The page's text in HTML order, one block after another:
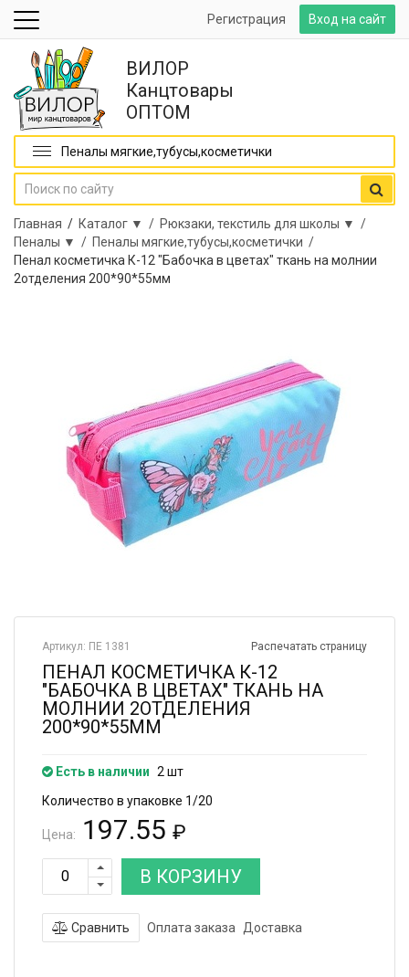
Вход на сайт
Регистрация
ВИЛОР
Канцтовары
ОПТОМ
Пеналы мягкие,тубусы,косметички
Главная / Каталог ▼ / Рюкзаки, текстиль для школы ▼ /
Пеналы ▼ / Пеналы мягкие,тубусы,косметички /
Пенал косметичка К-12 "Бабочка в цветах" ткань на молнии
2отделения 200*90*55мм
Распечатать страницу
Артикул: ПЕ 1381
ПЕНАЛ КОСМЕТИЧКА К-12
"БАБОЧКА В ЦВЕТАХ" ТКАНЬ НА
МОЛНИИ 2ОТДЕЛЕНИЯ
200*90*55ММ
Есть в наличии 2 шт
Количество в упаковке 1/20
Цена: 197.55 ₽
В КОРЗИНУ
Сравнить Оплата заказа Доставка